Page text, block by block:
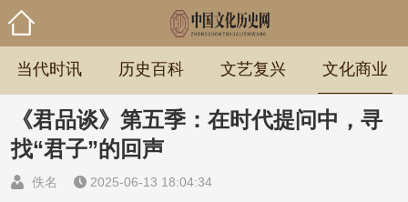
当代时讯 历史百科 文艺复兴 文化商业
《君品谈》第五季：在时代提问中，寻
找“君子”的回声
佚名 2025-06-13 18:04:34